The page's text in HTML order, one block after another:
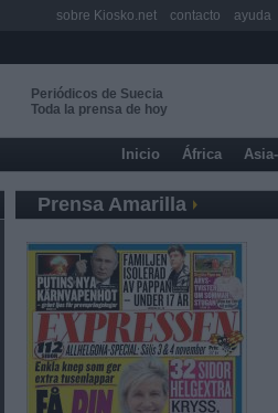
Periódicos de Suecia
Toda la prensa de hoy
Inicio África
Prensa Amarilla
sobre Kiosko.net contacto ayuda